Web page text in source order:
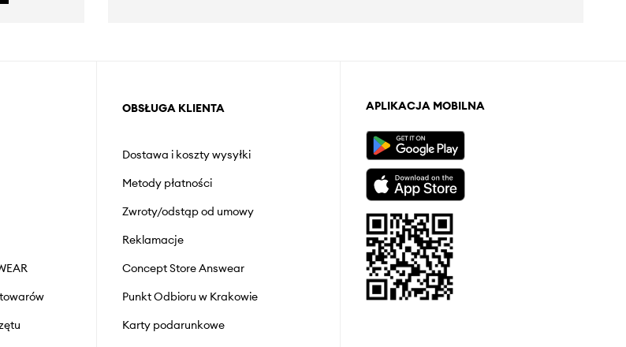
OBSŁUGA KLIENTA
Dostawa i koszty wysyłki
Metody płatności
Zwroty/odstąp od umowy
Reklamacje
Concept Store Answear
Punkt Odbioru w Krakowie
Karty podarunkowe
APLIKACJA MOBILNA